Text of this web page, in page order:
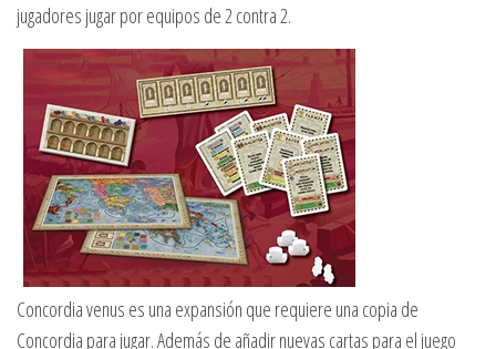
jugadores jugar por equipos de 2 contra 2.
Concordia venus es una expansión que requiere una copia de
Concordia para jugar. Además de añadir nuevas cartas para el juego